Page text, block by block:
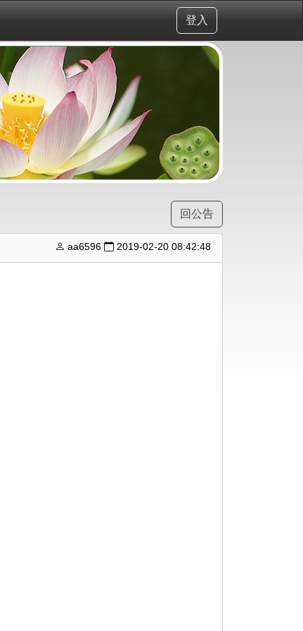
登入
回公告
aa6596 2019-02-20 08:42:48